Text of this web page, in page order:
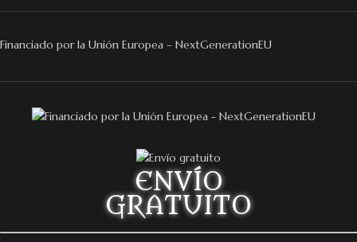
Financiado por la Unión Europea – NextGenerationEU
ENVÍO
GRATUITO